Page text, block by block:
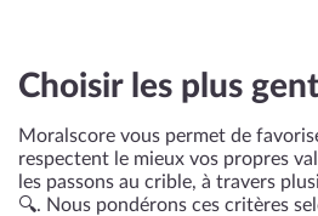
Choisir les plus
Moralscore vous permet de
respectent le mieux vos propres
les passons au crible, à travers
🔍. Nous pondérons ces critères